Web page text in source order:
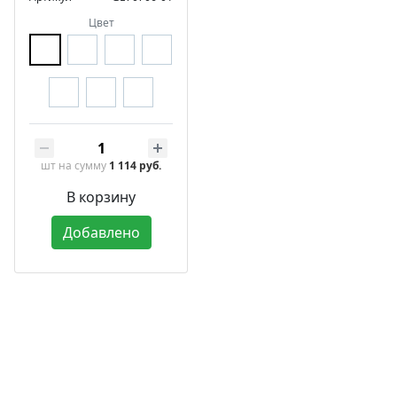
Цвет
шт на сумму 1 114 руб.
В корзину
Добавлено